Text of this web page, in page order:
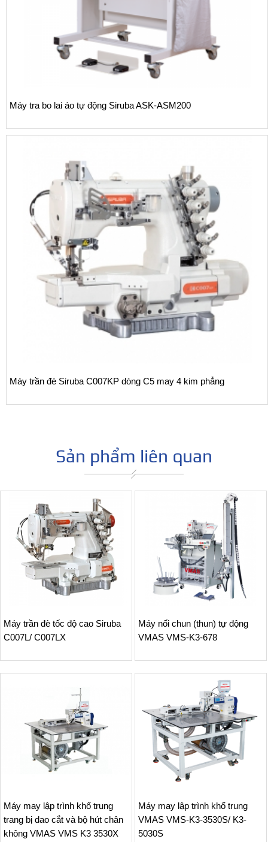
Máy tra bo lai áo tự động Siruba ASK-ASM200
Máy trần đè Siruba C007KP dòng C5 may 4 kim phẳng
Sản phẩm liên quan
Máy trần đè tốc độ cao Siruba
C007L/ C007LX
Máy nối chun (thun) tự động
VMAS VMS-K3-678
Máy may lập trình khổ trung
trang bị dao cắt và bộ hút chân
không VMAS VMS K3 3530X
Máy may lập trình khổ trung
VMAS VMS-K3-3530S/ K3-
5030S